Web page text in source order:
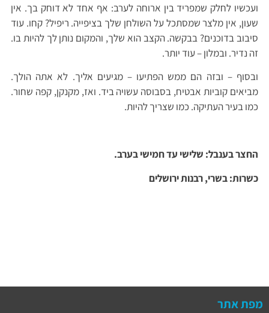
ועכשיו לחלק שמפריד בין ארוחה לערב: אף אחד לא דוחק בך. אין
שעון, אין מלצר שמסתכל על השולחן שלך בציפייה. ריפיל? קחו. עוד
סיבוב בדוכנים? בבקשה. הקצב הוא שלך, והמקום נותן לך להיות בו.
זה נדיר. ובמלון – עוד יותר.
ובסוף – ובזה הם ממש הפתיעו – מגיעים אליך. לא אתה הולך.
מביאים קוביות אבטיח, בסבוסה עשויה ביד. ואז, מקנקן, קפה שחור.
כמו בעיר העתיקה. כמו שצריך להיות.
החצר בענבל: שלישי עד חמישי בערב.
כשרות: בשרי, רבנות ירושלים
מפת אתר